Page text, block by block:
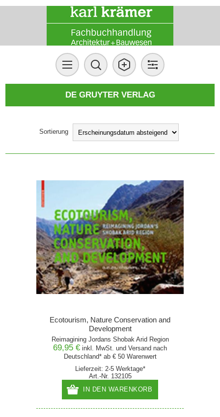
DE GRUYTER VERLAG
Sortierung
Ecotourism, Nature Conservation and
Development
Reimagining Jordans Shobak Arid Region
69,95 € inkl. MwSt. und Versand nach
Deutschland* ab € 50 Warenwert
Lieferzeit: 2-5 Werktage*
Art.-Nr. 132105
IN DEN WARENKORB